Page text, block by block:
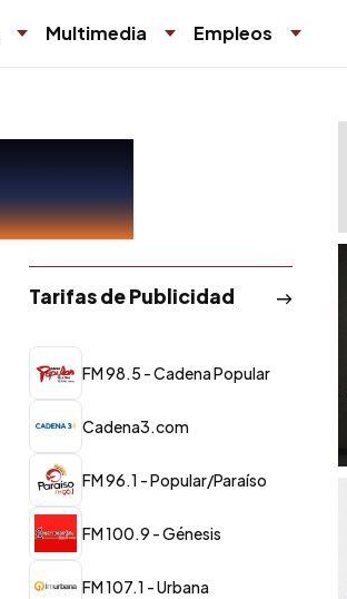
Multimedia Empleos
Tarifas de Publicidad
FM 98.5 - Cadena Popular
Cadena3.com
FM 96.1 - Popular/Paraíso
FM 100.9 - Génesis
FM 107.1 - Urbana